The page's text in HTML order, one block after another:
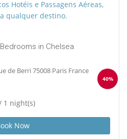
in Chelsea
de Berri 75008 Paris France
1 night(s)
Now
40%